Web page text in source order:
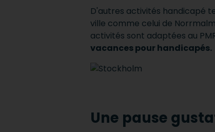
D'autres activités handicapé
ville comme celui de
activités sont adaptées au
vacances pour handicapés.
Une pause